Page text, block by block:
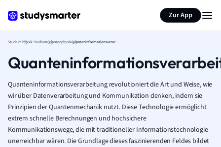
Zur App
StudiumPhysik StudiumQuantenphysik Quanteninformationsverarbeitung
Quanteninformationsverarbeitung revolutioniert die Art und Weise, wie
wir über Datenverarbeitung und Kommunikation denken, indem sie
Prinzipien der Quantenmechanik nutzt. Diese Technologie ermöglicht
extrem schnelle Berechnungen und hochsichere
Kommunikationswege, die mit traditioneller Informationstechnologie
unerreichbar wären. Die Grundlage dieses faszinierenden Feldes bildet